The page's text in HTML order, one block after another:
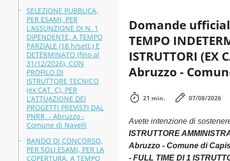
SELEZIONE PUBBLICA,
PER ESAMI, PER
L’ASSUNZIONE DI N. 1
DIPENDENTE, A TEMPO
PARZIALE (18 h/sett.) E
DETERMINATO (fino al
31/12/2026), CON
PROFILO DI
ISTRUTTORE TECNICO
(ex CAT. C), PER
L’ATTUAZIONE DEI
PROGETTI PREVISTI DAL
PNRR. - Abruzzo -
Comune di Navelli
BANDO DI CONCORSO,
PER SOLI ESAMI, PER LA
COPERTURA, A TEMPO
Domande ufficiali
TEMPO
ISTRUTTORI (EX
Abruzzo -
21 min. 07/08/2026
Avete intenzione di
ISTRUTTORE
Abruzzo - Comune di
- FULL TIME DI 1